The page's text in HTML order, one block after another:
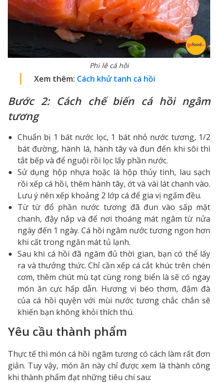
Phi lê cá hồi
Xem thêm: Cách khử tanh cá hồi
Bước 2: Cách chế biến cá hồi ngâm
tương
Chuẩn bị 1 bát nước lọc, 1 bát nhỏ nước tương, 1/2
bát đường, hành lá, hành tây và đun đến khi sôi thì
tắt bếp và để nguội rồi lọc lấy phần nước.
Sử dụng hộp nhựa hoặc là hộp thủy tinh, lau sạch
rồi xếp cá hồi, thêm hành tây, ớt và vài lát chanh vào.
Lưu ý nên xếp khoảng 2 lớp cá để gia vị ngấm đều.
Từ từ đổ phần nước tương đã đun vào sấp mặt
chanh, đậy nắp và để nơi thoáng mát ngâm từ nửa
ngày đến 1 ngày. Cá hồi ngâm nước tương ngon hơn
khi cất trong ngăn mát tủ lạnh.
Sau khi cá hồi đã ngâm đủ thời gian, bạn có thể lấy
ra và thưởng thức. Chỉ cần xếp cá cắt khúc trên chén
cơm, thêm chút mù tạt cùng rong biển là sẽ có ngay
món ăn cực hấp dẫn. Hương vị béo thơm, đậm đà
của cá hồi quyện với mùi nước tương chắc chắn sẽ
khiến bạn không khỏi thích thú.
Yêu cầu thành phẩm
Thực tế thì món cá hồi ngâm tương có cách làm rất đơn
giản. Tuy vậy, món ăn này chỉ được xem là thành công
khi thành phẩm đạt những tiêu chí sau: